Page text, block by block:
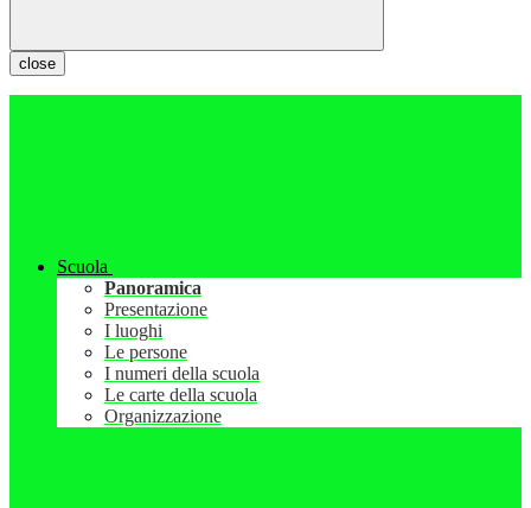
close
Scuola
Panoramica
Presentazione
I luoghi
Le persone
I numeri della scuola
Le carte della scuola
Organizzazione